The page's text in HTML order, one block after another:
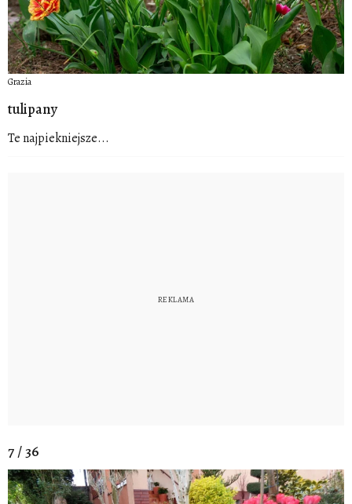
Grazia
tulipany
Te najpiekniejsze...
7 / 36